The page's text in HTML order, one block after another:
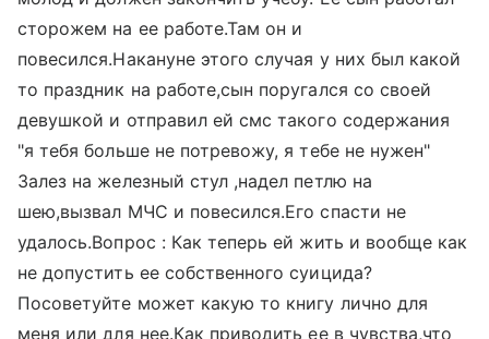
сторожем на ее работе.Там он и
повесился.Накануне этого случая у них был какой
то праздник на работе,сын поругался со своей
девушкой и отправил ей смс такого содержания
"я тебя больше не потревожу, я тебе не нужен"
Залез на железный стул ,надел петлю на
шею,вызвал МЧС и повесился.Его спасти не
удалось.Вопрос : Как теперь ей жить и вообще как
не допустить ее собственного суицида?
Посоветуйте может какую то книгу лично для
меня или для нее.Как приводить ее в чувства,что